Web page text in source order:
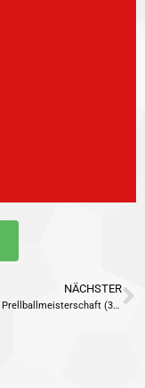
NÄCHSTER
ÖTB Wien – Prellballmeisterschaft (30.09.2017)